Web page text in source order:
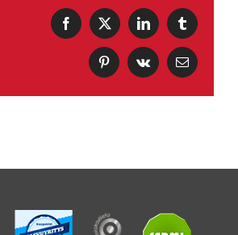
Facebook
X LinkedInTumblr
PinterestVk Sähköposti